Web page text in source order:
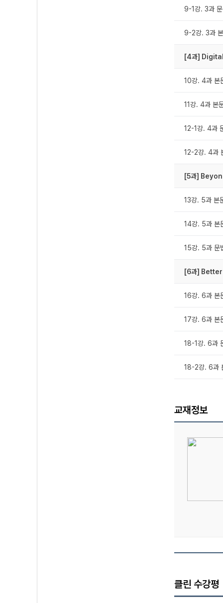
9-1강. 3과 문
9-2강. 3과
[4과]
10강. 4과 본
11강. 4과 본
12-1강. 4과
12-2강. 4과
[5과]
13강. 5과 본
14강. 5과 본
15강. 5과 문
[6과]
16강. 6과 본
17강. 6과 본
18-1강. 6과
18-2강. 6과
교재정보
클린 수강평